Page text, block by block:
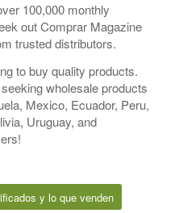
100,000 monthly
out Comprar Magazine
trusted distributors.
to buy quality products.
wholesale products
Mexico, Ecuador, Peru,
Uruguay, and
y lo que venden